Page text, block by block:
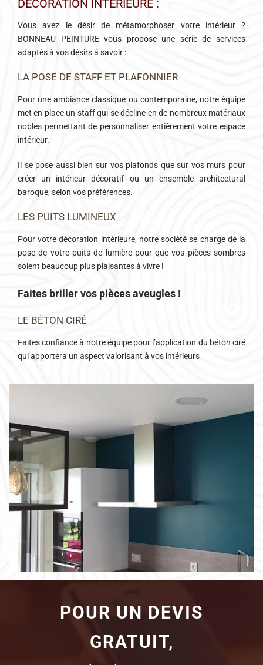
DÉCORATION INTÉRIEURE :
Vous avez le désir de métamorphoser votre intérieur ?
BONNEAU PEINTURE vous propose une série de services
adaptés à vos désirs à savoir :
LA POSE DE STAFF ET PLAFONNIER
Pour une ambiance classique ou contemporaine, notre équipe
met en place un staff qui se décline en de nombreux matériaux
nobles permettant de personnaliser entièrement votre espace
intérieur.
Il se pose aussi bien sur vos plafonds que sur vos murs pour
créer un intérieur décoratif ou un ensemble architectural
baroque, selon vos préférences.
LES PUITS LUMINEUX
Pour votre décoration intérieure, notre société se charge de la
pose de votre puits de lumière pour que vos pièces sombres
soient beaucoup plus plaisantes à vivre !
Faites briller vos pièces aveugles !
LE BÉTON CIRÉ
Faites confiance à notre équipe pour l’application du béton ciré
qui apportera un aspect valorisant à vos intérieurs
POUR UN DEVIS
GRATUIT,